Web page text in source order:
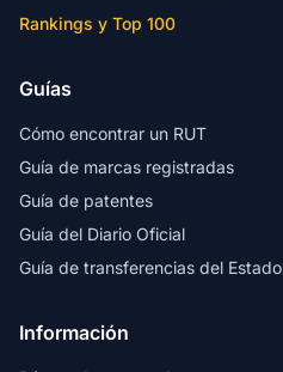
Rankings y Top 100
Guías
Cómo encontrar un RUT
Guía de marcas registradas
Guía de patentes
Guía del Diario Oficial
Guía de transferencias del Estado
Información